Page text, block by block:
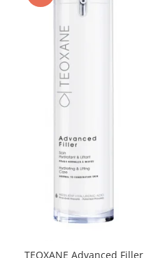
TEOXANE Advanced Filler